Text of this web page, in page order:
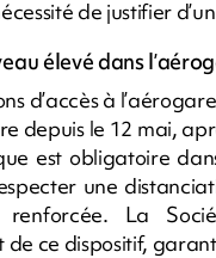
de justifier
élevé dans
d’accès à
depuis le 12 mai,
est obligatoire
une
renforcée. La
ce dispositif,